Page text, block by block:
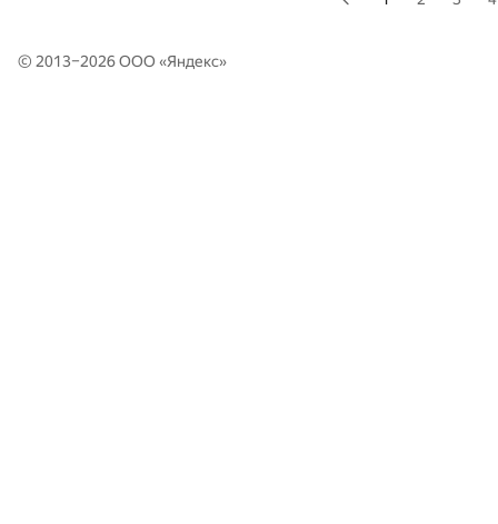
© 2013–2026 ООО «Яндекс»